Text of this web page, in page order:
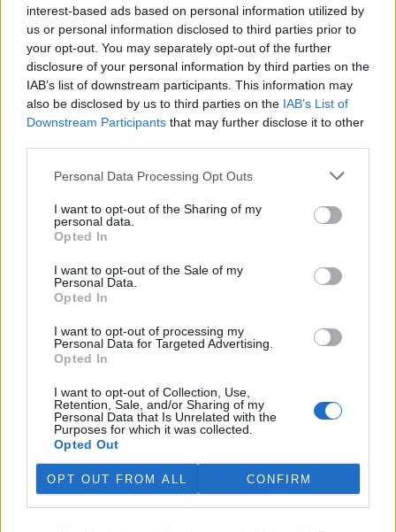
interest-based ads based on personal information utilized by
us or personal information disclosed to third parties prior to
your opt-out. You may separately opt-out of the further
disclosure of your personal information by third parties on the
IAB’s list of downstream participants. This information may
also be disclosed by us to third parties on the IAB’s List of
Downstream Participants that may further disclose it to other
Personal Data Processing Opt Outs
I want to opt-out of the Sharing of my
personal data.
Opted In
I want to opt-out of the Sale of my
Personal Data.
Opted In
I want to opt-out of processing my
Personal Data for Targeted Advertising.
Opted In
I want to opt-out of Collection, Use,
Retention, Sale, and/or Sharing of my
Personal Data that Is Unrelated with the
Purposes for which it was collected.
Opted Out
OPT OUT FROM ALL CONFIRM
Soud v Plzni dal pokutu a zákaz funkcí za legalizaci
cesty u Klínovce
29.7.2026 15:51 (
Pokutu 73 000 korun a zákaz
výkonu funkcí spojených s
řídící, organizační a
vyměřil v odvolacím řízení Krajský soud v Plzni vedoucí stavebního
úřadu v Jáchymově na Karlovarsku Anně Punčochářové. Napsal to
server Novinky , podle nějž úřednice vydala před šesti lety v
rozporu se stavebním zákonem několik rozhodnutí ve snaze
legalizovat načerno budovanou lesní cestu klíčovou pro propojení
V Austrálii se mezi volně žijícími ptáky šíří virus ptačí
29.7.2026 15:08 (ČTK)
Mezi volně žijícími ptáky v
nakažlivý virus ptačí chřipky
H5N1. Podle agentury AFP to
dnes oznámila hlavní státní
veterinářka Beth Cooksonová. Podle ní jde o očekávaný, ale
znepokojivý vývoj, který může vést k rozsáhlejšímu šíření nákazy
mezi divokými zvířaty. Australská ministryně zemědělství Julie
Collinsová uvedla, že zatím nejsou důkazy o hromadném úhynu
ptáků ani o zasažení drůbežářského průmyslu. Riziko pro lidské